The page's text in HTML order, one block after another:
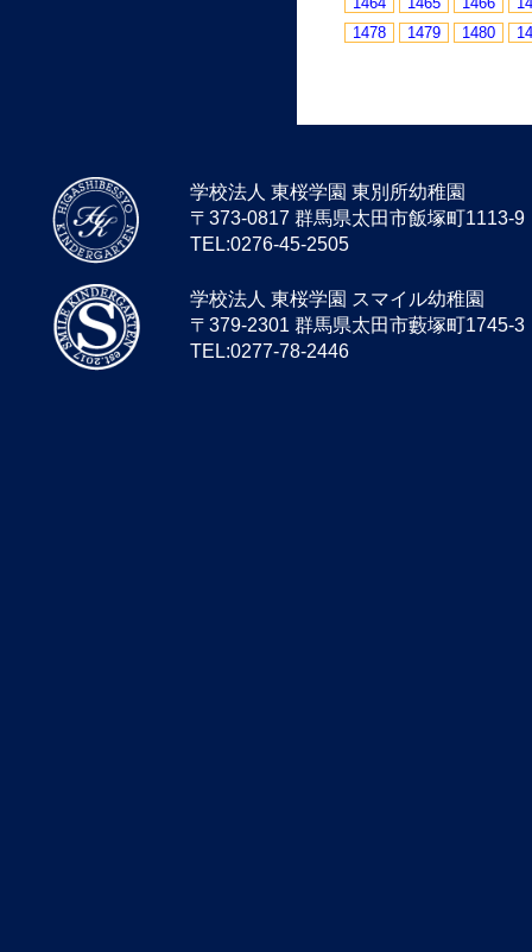
1478
1479 1480
学校法人 東桜学園 東別所幼稚園
〒373-0817 群馬県太田市飯塚町1113-9
TEL:0276-45-2505
学校法人 東桜学園 スマイル幼稚園
〒379-2301 群馬県太田市藪塚町1745-3
TEL:0277-78-2446